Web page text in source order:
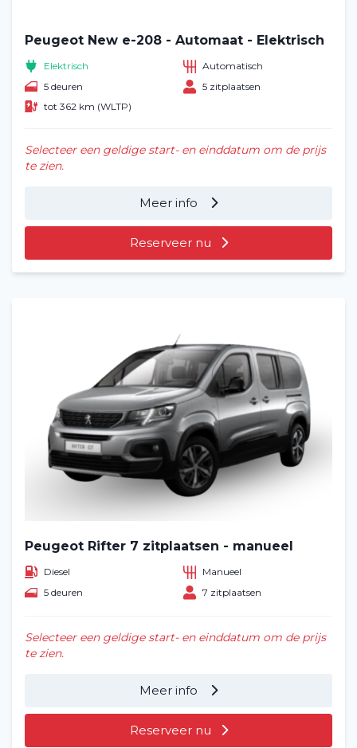
Veelgestelde vragen (FAQ)
Vacatures
Contact
Peugeot New e-208 - Automaat - Elektrisch
Elektrisch
Automatisch
5 deuren
5 zitplaatsen
tot 362 km (WLTP)
Selecteer een geldige start- en einddatum om de prijs
te zien.
Meer info
Reserveer nu
Peugeot Rifter 7 zitplaatsen - manueel
Diesel
Manueel
5 deuren
7 zitplaatsen
Selecteer een geldige start- en einddatum om de prijs
te zien.
Meer info
Reserveer nu